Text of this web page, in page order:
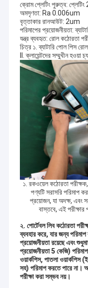
ক্রোম প্লেটিং পুরুত্ব:
অমসৃণতা: Ra 0.006um
বৃত্তাকার রানআউট: 2um
পরিমাপের প্রয়োজনীয়তা:
যন্ত্র ব্যবহৃত: রোল কঠোরতা
চিত্র ১. ব্যাটারি পোল পিস রোল
II. ক্লায়েন্টদের সম্মুখীন হওয়া
১. রকওয়েল কঠোরতা পরীক্ষক,
পণ্যটি সরাসরি পরিমাপ
প্রয়োজন, যা অদক্ষ, এবং
বাস্তবে, এই
২. পোর্টেবল লিব কঠোরতা
ব্যবহার করে, যার জন্য
প্রয়োজনীয়তা রয়েছে এবং
প্রয়োজনীয়তা 5 কেজি)
ওয়ার্কপিস, পাতলা ওয়ার্কপিস
সহ) পরিমাপ করতে পারে
পরীক্ষা করা সম্ভব নয়।